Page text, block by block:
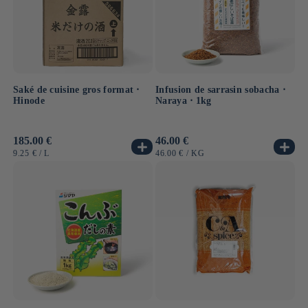
Saké de cuisine gros format ⋅
Hinode
Prix
habituel
185.00 €
PRIX
9.25 € / PAR
L
Infusion de sarrasin sobacha ⋅
Naraya ⋅ 1kg
Prix
habituel
46.00 €
PRIX
46.00 € / PAR
KG